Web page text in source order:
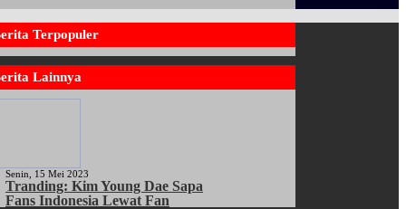
Terpopuler
Lainnya
Senin, 15 Mei 2023
Tranding: Kim Young Dae Sapa
Fans Indonesia Lewat Fan